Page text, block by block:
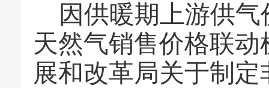
因供暖期上游供
天然气销售价格联
展和改革局关于制